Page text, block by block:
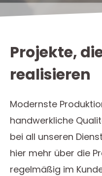
Projekte,
realisieren
Modernste
handwerkliche
bei all unseren
hier mehr über die
regelmäßig im